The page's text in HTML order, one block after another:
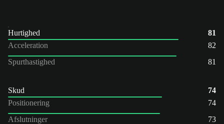
Hurtighed
81
Acceleration
82
Spurthastighed
81
Skud
74
Positionering
74
Afslutninger
73